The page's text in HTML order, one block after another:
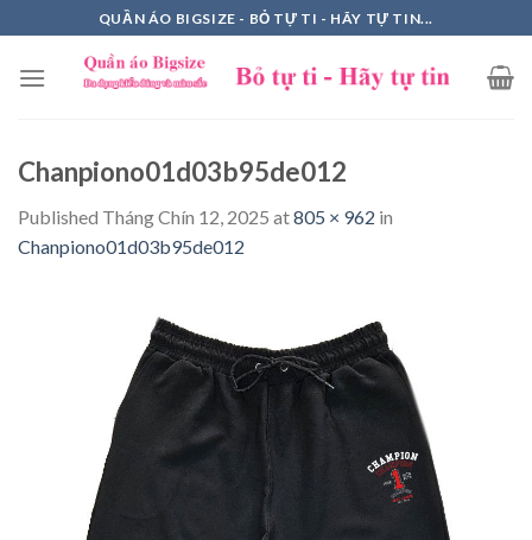
to
content
QUẦN ÁO BIGSIZE - BỎ TỰ TI - HÃY TỰ TIN...
Chanpiono01d03b95de012
Published Tháng Chín 12, 2025 at805 × 962 in
Chanpiono01d03b95de012